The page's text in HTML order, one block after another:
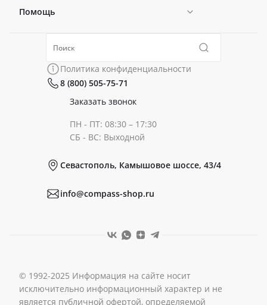
Новости
Политика конфиденциальности
Помощь
Коллекции
Политика конфиденциальности
8 (800) 505-75-71
Заказать звонок
ПН - ПТ: 08:30 – 17:30
СБ - ВС: Выходной
Севастополь, Камышовое шоссе, 43/4
info@compass-shop.ru
© 1992-2025 Информация на сайте носит
исключительно информационный характер и не
является публичной офертой, определяемой